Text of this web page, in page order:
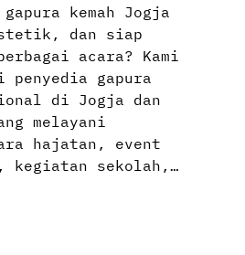
kemah Jogja
dan siap
acara? Kami
penyedia gapura
di Jogja dan
melayani
hajatan, event
kegiatan sekolah,…